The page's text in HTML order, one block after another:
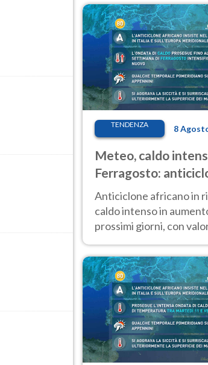
TENDENZA 8
Meteo, caldo
Ferragosto:
africano ancora
protagonista
Anticiclone africano in
caldo intenso in
prossimi giorni, con
d’Italia